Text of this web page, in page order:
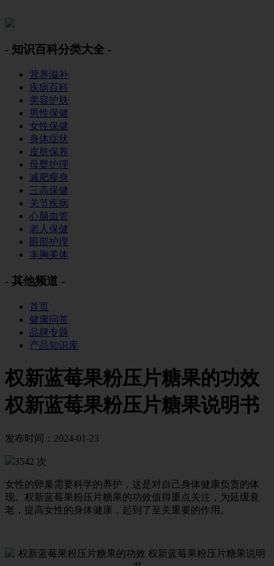
- 知识百科分类大全 -
营养滋补
疾病百科
美容护肤
男性保健
女性保健
身体症状
皮肤保养
母婴护理
减肥瘦身
三高保健
关节疾病
心脑血管
老人保健
眼部护理
丰胸美体
- 其他频道 -
首页
健康问答
品牌专题
产品知识库
权新蓝莓果粉压片糖果的功效
权新蓝莓果粉压片糖果说明书
发布时间：2024-01-23
3542 次
女性的卵巢需要科学的养护，这是对自己身体健康负责的体
现。权新蓝莓果粉压片糖果的功效值得重点关注，为延缓衰
老，提高女性的身体健康，起到了至关重要的作用。